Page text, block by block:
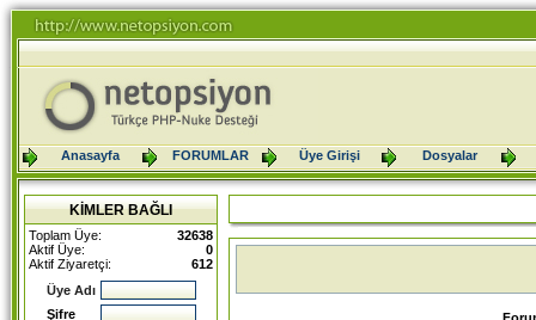
Anasayfa FORUMLAR Üye Girişi Dosyalar
KİMLER BAĞLI
Toplam Üye:
32638
Aktif Üye:
0
Aktif Ziyaretçi:
612
Üye Adı
Şifre